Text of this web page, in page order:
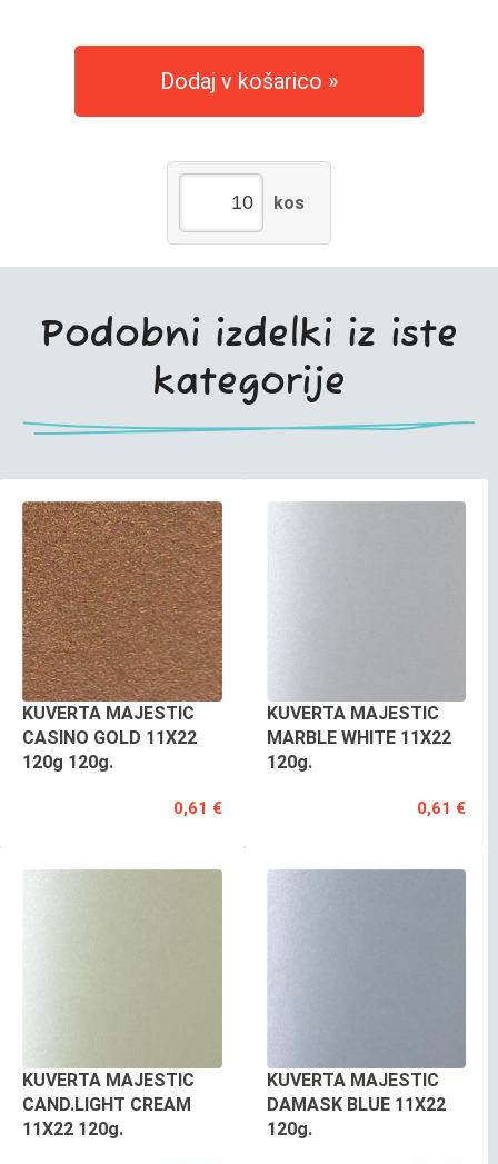
Dodaj v košarico
kos
Podobni izdelki iz iste
kategorije
KUVERTA MAJESTIC
CASINO GOLD 11X22
120g 120g.
0,61 €
KUVERTA MAJESTIC
MARBLE WHITE 11X22
120g.
0,61 €
KUVERTA MAJESTIC
CAND.LIGHT CREAM
11X22 120g.
KUVERTA MAJESTIC
DAMASK BLUE 11X22
120g.